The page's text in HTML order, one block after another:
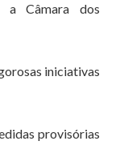
a Câmara dos
iniciativas
provisórias